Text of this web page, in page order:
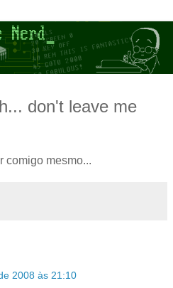
don't leave me
comigo mesmo...
2008 às 21:10